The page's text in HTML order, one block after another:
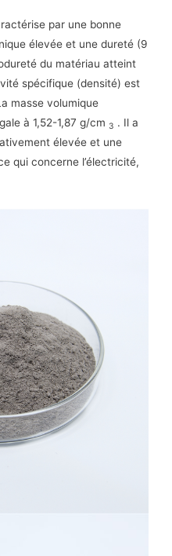
par une bonne
élevée et une dureté (9
du matériau atteint
spécifique (densité) est
masse volumique
à 1,52-1,87 g/cm 3 . Il a
élevée et une
qui concerne l’électricité,